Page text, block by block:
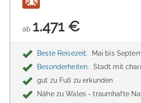
ab 1.471 €
Beste Reisezeit:
Mai bis
Besonderheiten:
Stadt mit
gut zu Fuß zu erkunden
Nähe zu Wales - traumhafte